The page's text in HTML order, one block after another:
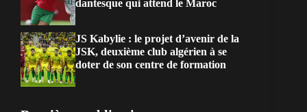
dantesque qui attend le Maroc
JS Kabylie : le projet d’avenir de la
JSK, deuxième club algérien à se
doter de son centre de formation